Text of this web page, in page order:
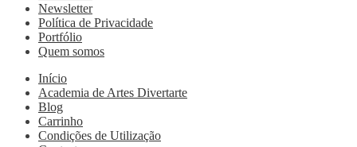
Newsletter
Política de Privacidade
Portfólio
Quem somos
Início
Academia de Artes Divertarte
Blog
Carrinho
Condições de Utilização